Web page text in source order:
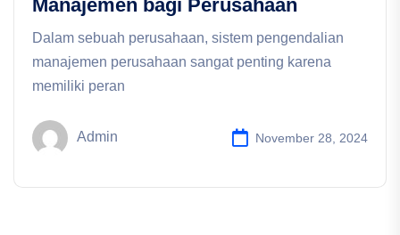
Manajemen bagi Perusahaan
Dalam sebuah perusahaan, sistem pengendalian
manajemen perusahaan sangat penting karena
memiliki peran
Admin November 28, 2024